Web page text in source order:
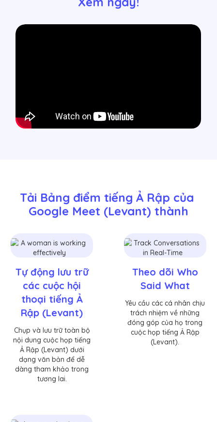
Tải Bảng điểm tiếng Ả Rập của
Google Meet (Levant) thành
Tự động lưu trữ
các cuộc hội
thoại tiếng Ả
Rập (Levant)
Chụp và lưu trữ toàn bộ
nội dung cuộc họp tiếng
Ả Rập (Levant) dưới
dạng văn bản để dễ
dàng tham khảo trong
tương lai.
Theo dõi Who
Said What
Yêu cầu các cá nhân chịu
trách nhiệm về những
đóng góp của họ trong
cuộc họp tiếng Ả Rập
(Levant).